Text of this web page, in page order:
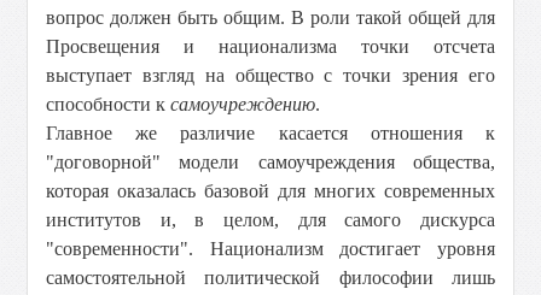
вопрос должен быть общим. В роли такой общей для
Просвещения и национализма точки отсчета
выступает взгляд на общество с точки зрения его
способности ксамоучреждению.
Главное же различие касается отношения к
"договорной" модели самоучреждения общества,
которая оказалась базовой для многих современных
институтов и, в целом, для самого дискурса
"современности". Национализм достигает уровня
самостоятельной политической философии лишь